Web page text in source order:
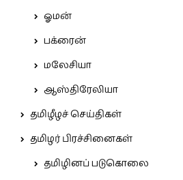
ஓமன்
பக்ரைன்
மலேசியா
ஆஸ்திரேலியா
தமிழீழச் செய்திகள்
தமிழர் பிரச்சினைகள்
தமிழினப் படுகொலை